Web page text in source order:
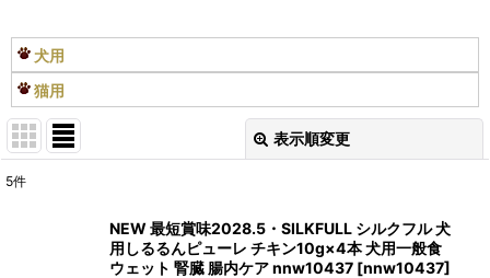
犬用
猫用
表示順変更
5件
NEW 最短賞味2028.5・SILKFULL シルクフル 犬
用しるるんピューレ チキン10g×4本 犬用一般食
ウェット 腎臓 腸内ケア nnw10437 [nnw10437]